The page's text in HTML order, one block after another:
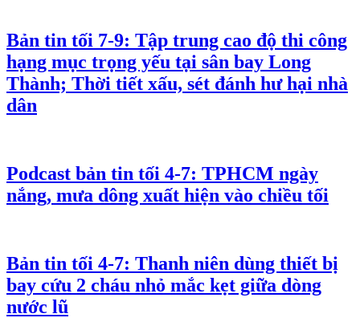
Bản tin tối 7-9: Tập trung cao độ thi công
hạng mục trọng yếu tại sân bay Long
Thành; Thời tiết xấu, sét đánh hư hại nhà
dân
Podcast bản tin tối 4-7: TPHCM ngày
nắng, mưa dông xuất hiện vào chiều tối
Bản tin tối 4-7: Thanh niên dùng thiết bị
bay cứu 2 cháu nhỏ mắc kẹt giữa dòng
nước lũ